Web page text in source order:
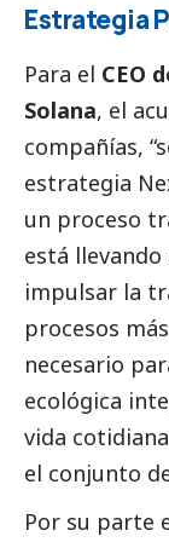
Estrategia
Para el CEO
Solana, el
compañías,
estrategia
un proceso
está llevando
impulsar la
procesos
necesario
ecológica
vida
el conjunto
Por su parte